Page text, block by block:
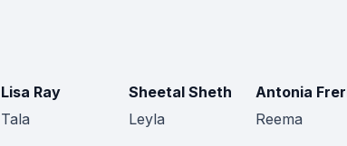
Lisa Ray
Tala
Sheetal Sheth
Leyla
Antonia
Reema